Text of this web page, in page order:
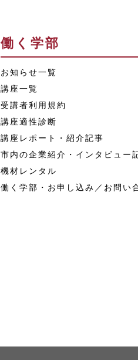
働く学部
お知らせ一覧
講座一覧
受講者利用規約
講座適性診断
講座レポート・紹介記事
市内の企業紹介・インタビュー
機材レンタル
働く学部・お申し込み／お問い